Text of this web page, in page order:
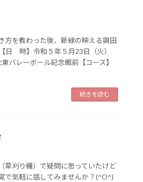
方を教わった後、新緑の映える興田
日 時】令和５年５月23日（火）
レーボール記念館前【コース】
続きを読む
草刈り機）で疑問に思っていたけど
で気軽に話してみませんか？(^O^)